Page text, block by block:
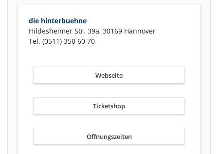
die hinterbuehne
Hildesheimer Str. 39a, 30169 Hannover
Tel. (0511) 350 60 70
Webseite
Ticketshop
Öffnungszeiten